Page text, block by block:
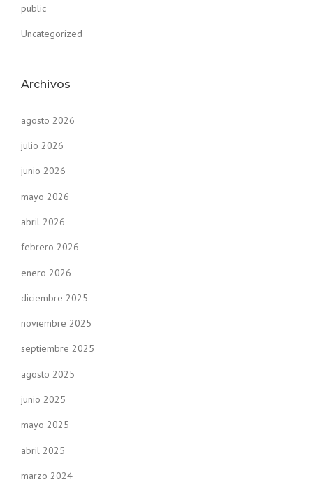
public
Uncategorized
Archivos
agosto 2026
julio 2026
junio 2026
mayo 2026
abril 2026
febrero 2026
enero 2026
diciembre 2025
noviembre 2025
septiembre 2025
agosto 2025
junio 2025
mayo 2025
abril 2025
marzo 2024